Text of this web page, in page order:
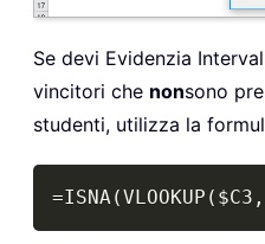
Se devi Evidenzia
vincitori che nonsono
studenti, utilizza la